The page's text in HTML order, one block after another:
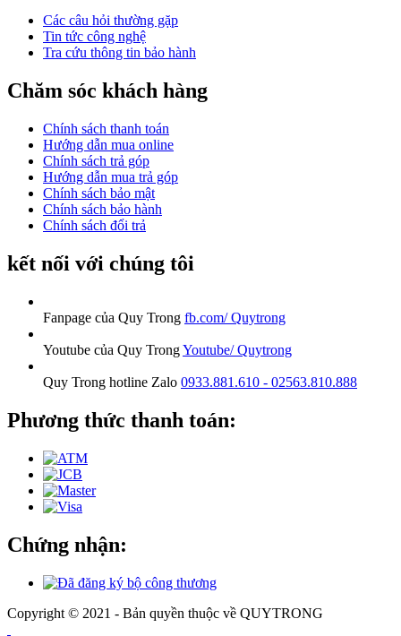
Các câu hỏi thường gặp
Tin tức công nghệ
Tra cứu thông tin bảo hành
Chăm sóc khách hàng
Chính sách thanh toán
Hướng dẫn mua online
Chính sách trả góp
Hướng dẫn mua trả góp
Chính sách bảo mật
Chính sách bảo hành
Chính sách đổi trả
kết nối với chúng tôi
Fanpage của Quy Trong fb.com/ Quytrong
Youtube của Quy TrongYoutube/ Quytrong
Quy Trong hotline Zalo 0933.881.610 - 02563.810.888
Phương thức thanh toán:
Chứng nhận:
Copyright © 2021 - Bản quyền thuộc về QUYTRONG